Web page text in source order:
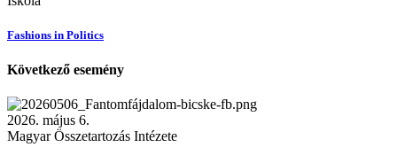
Fashions in Politics
Következő esemény
2026. május 6.
Magyar Összetartozás Intézete